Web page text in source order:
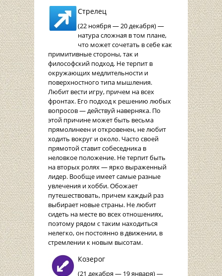
Стрелец
(22 ноября — 20 декабря) —
натура сложная в том плане,
что может сочетать в себе как
примитивные стороны, так и
философский подход. Не терпит в
окружающих медлительности и
поверхностного типа мышления.
Любит вести игру, причем на всех
фронтах. Его подход к решению любых
вопросов — действуй наверняка. По
этой причине может быть весьма
прямолинеен и откровенен, не любит
ходить вокруг и около. Часто своей
прямотой ставит собеседника в
неловкое положение. Не терпит быть
на вторых ролях — ярко выраженный
лидер. Вообще имеет самые разные
увлечения и хобби. Обожает
путешествовать, причем каждый раз
выбирает новые страны. Не любит
сидеть на месте во всех отношениях,
поэтому рядом с таким находиться
нелегко, он постоянно в движении, в
стремлении к новым высотам.
Козерог
(21 декабря — 19 января) —